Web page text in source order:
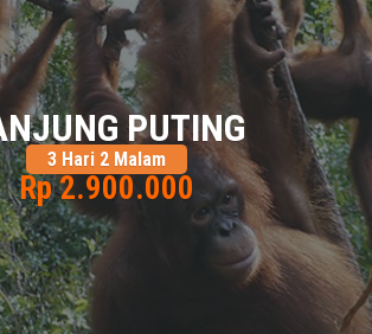
PUTING
3 Hari 2 Malam
Rp 2.900.000